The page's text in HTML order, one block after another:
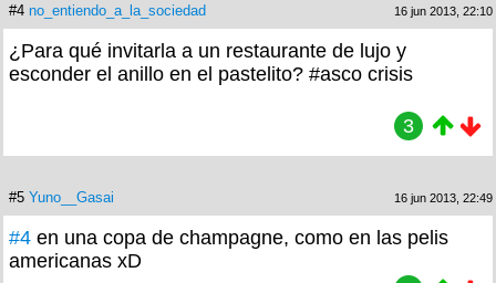
#4 no_entiendo_a_la_sociedad 16 jun 2013, 22:10
¿Para qué invitarla a un restaurante de lujo y
esconder el anillo en el pastelito? #asco crisis
3
#5 Yuno__Gasai 16 jun 2013, 22:49
#4 en una copa de champagne, como en las pelis
americanas xD